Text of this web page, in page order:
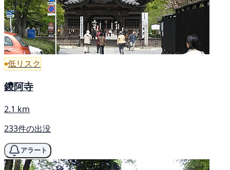
低リスク
鑁阿寺
2.1 km
233件の出没
アラート